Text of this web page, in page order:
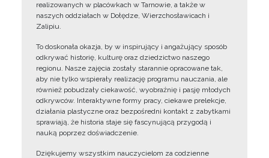
realizowanych w placówkach w Tarnowie, a także w
naszych oddziałach w Dołędze, Wierzchosławicach i
Zalipiu.
To doskonała okazja, by w inspirujący i angażujący sposób
odkrywać historię, kulturę oraz dziedzictwo naszego
regionu. Nasze zajęcia zostały starannie opracowane tak,
aby nie tylko wspierały realizację programu nauczania, ale
również pobudzały ciekawość, wyobraźnię i pasję młodych
odkrywców. Interaktywne formy pracy, ciekawe prelekcje,
działania plastyczne oraz bezpośredni kontakt z zabytkami
sprawiają, że historia staje się fascynującą przygodą i
nauką poprzez doświadczenie.
Dziękujemy wszystkim nauczycielom za codzienne